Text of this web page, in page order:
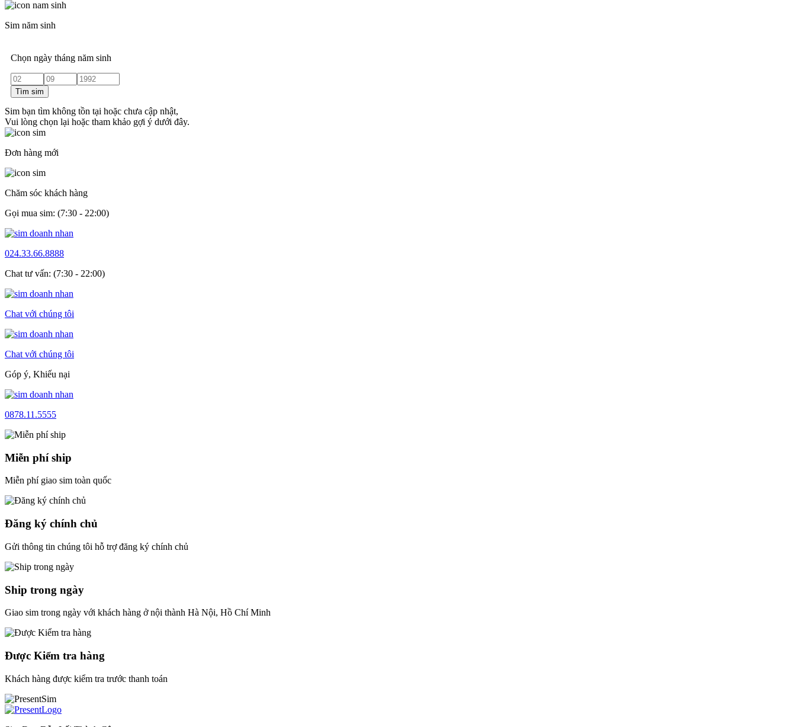
Sim năm sinh
Chọn ngày tháng năm sinh
Tìm sim
Sim bạn tìm không tồn tại hoặc chưa cập nhật,
Vui lòng chọn lại hoặc tham khảo gợi ý dưới đây.
Đơn hàng mới
Chăm sóc khách hàng
Gọi mua sim: (7:30 - 22:00)
024.33.66.8888
Chat tư vấn: (7:30 - 22:00)
Chat với chúng tôi
Chat với chúng tôi
Góp ý, Khiếu nại
0878.11.5555
Miễn phí ship
Miễn phí giao sim toàn quốc
Đăng ký chính chủ
Gửi thông tin chúng tôi hỗ trợ đăng ký chính chủ
Ship trong ngày
Giao sim trong ngày với khách hàng ở nội thành Hà Nội, Hồ Chí Minh
Được Kiểm tra hàng
Khách hàng được kiểm tra trước thanh toán